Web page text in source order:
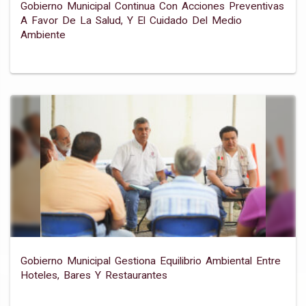
Gobierno Municipal Continua Con Acciones Preventivas
A Favor De La Salud, Y El Cuidado Del Medio
Ambiente
Gobierno Municipal Gestiona Equilibrio Ambiental Entre
Hoteles, Bares Y Restaurantes